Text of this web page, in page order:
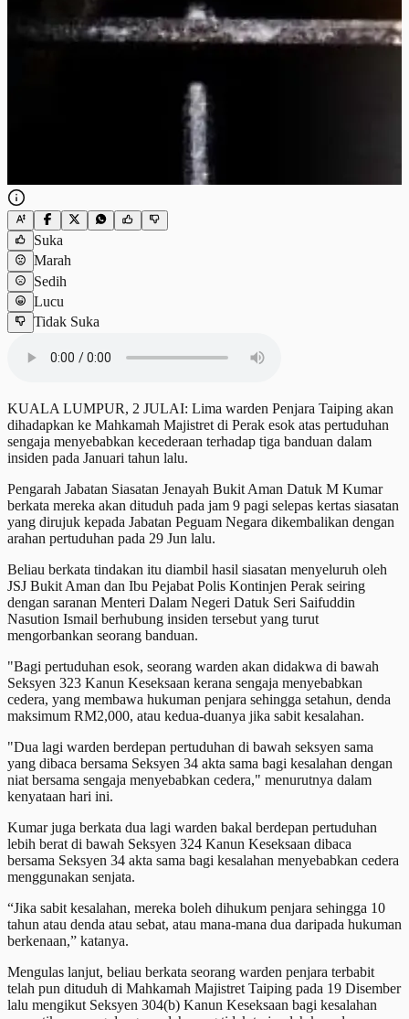
Suka
Marah
Sedih
Lucu
Tidak Suka
KUALA LUMPUR, 2 JULAI: Lima warden Penjara Taiping akan
dihadapkan ke Mahkamah Majistret di Perak esok atas pertuduhan
sengaja menyebabkan kecederaan terhadap tiga banduan dalam
insiden pada Januari tahun lalu.
Pengarah Jabatan Siasatan Jenayah Bukit Aman Datuk M Kumar
berkata mereka akan dituduh pada jam 9 pagi selepas kertas siasatan
yang dirujuk kepada Jabatan Peguam Negara dikembalikan dengan
arahan pertuduhan pada 29 Jun lalu.
Beliau berkata tindakan itu diambil hasil siasatan menyeluruh oleh
JSJ Bukit Aman dan Ibu Pejabat Polis Kontinjen Perak seiring
dengan saranan Menteri Dalam Negeri Datuk Seri Saifuddin
Nasution Ismail berhubung insiden tersebut yang turut
mengorbankan seorang banduan.
"Bagi pertuduhan esok, seorang warden akan didakwa di bawah
Seksyen 323 Kanun Keseksaan kerana sengaja menyebabkan
cedera, yang membawa hukuman penjara sehingga setahun, denda
maksimum RM2,000, atau kedua-duanya jika sabit kesalahan.
"Dua lagi warden berdepan pertuduhan di bawah seksyen sama
yang dibaca bersama Seksyen 34 akta sama bagi kesalahan dengan
niat bersama sengaja menyebabkan cedera," menurutnya dalam
kenyataan hari ini.
Kumar juga berkata dua lagi warden bakal berdepan pertuduhan
lebih berat di bawah Seksyen 324 Kanun Keseksaan dibaca
bersama Seksyen 34 akta sama bagi kesalahan menyebabkan cedera
menggunakan senjata.
“Jika sabit kesalahan, mereka boleh dihukum penjara sehingga 10
tahun atau denda atau sebat, atau mana-mana dua daripada hukuman
berkenaan,” katanya.
Mengulas lanjut, beliau berkata seorang warden penjara terbabit
telah pun dituduh di Mahkamah Majistret Taiping pada 19 Disember
lalu mengikut Seksyen 304(b) Kanun Keseksaan bagi kesalahan